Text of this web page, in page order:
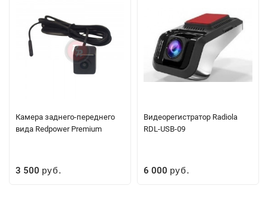
Камера заднего-переднего
вида Redpower Premium
3 500 руб.
Видеорегистратор Radiola
RDL-USB-09
6 000 руб.